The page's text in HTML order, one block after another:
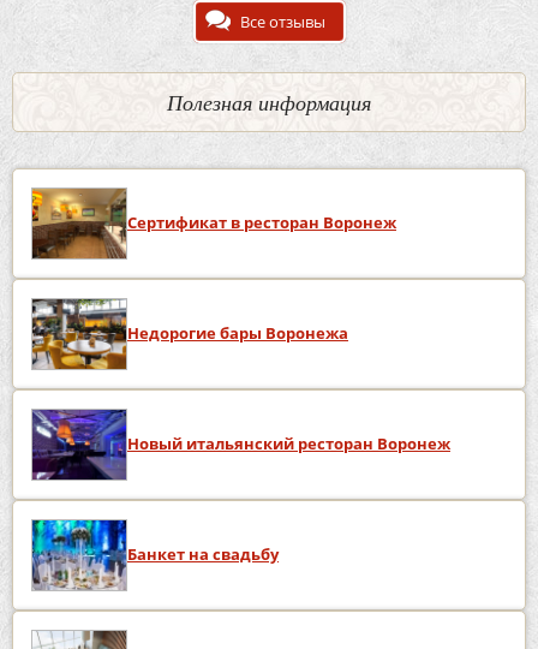
Все отзывы
Полезная информация
Сертификат в ресторан Воронеж
Недорогие бары Воронежа
Новый итальянский ресторан Воронеж
Банкет на свадьбу